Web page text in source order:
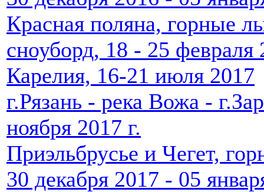
Красная поляна, горные
сноуборд, 18 - 25 февраля
Карелия, 16-21 июля 2017
г.Рязань - река Вожа -
ноября 2017 г.
Приэльбрусье и Чегет,
30 декабря 2017 - 05